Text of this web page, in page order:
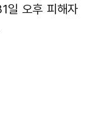
일 오후 피해자